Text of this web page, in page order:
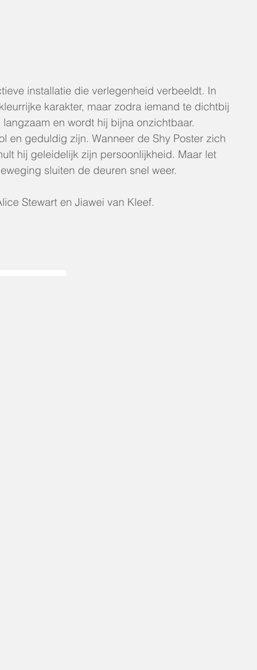
installatie die verlegenheid verbeeldt. In
karakter, maar zodra iemand te dichtbij
en wordt hij bijna onzichtbaar.
en geduldig zijn. Wanneer de Shy Poster zich
hij geleidelijk zijn persoonlijkheid. Maar let
sluiten de deuren snel weer.
Stewart en Jiawei van Kleef.